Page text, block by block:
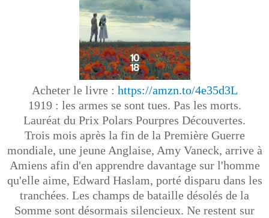
Acheter le livre : https://amzn.to/4e35d3L
1919 : les armes se sont tues. Pas les morts.
Lauréat du Prix Polars Pourpres Découvertes.
Trois mois après la fin de la Première Guerre
mondiale, une jeune Anglaise, Amy Vaneck, arrive à
Amiens afin d'en apprendre davantage sur l'homme
qu'elle aime, Edward Haslam, porté disparu dans les
tranchées. Les champs de bataille désolés de la
Somme sont désormais silencieux. Ne restent sur